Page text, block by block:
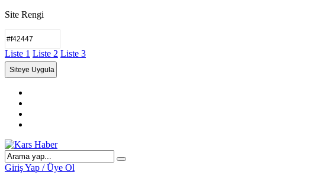
Site Rengi
Liste 1 Liste 2 Liste 3
Giriş Yap / Üye Ol